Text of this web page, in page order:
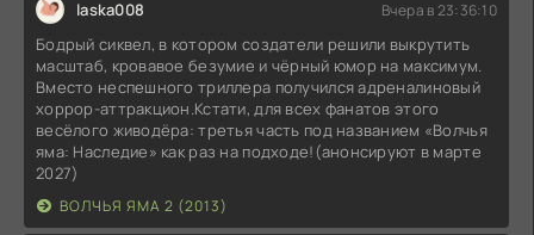
laska008 Вчера в 23:36:10
Бодрый сиквел, в котором создатели решили выкрутить
масштаб, кровавое безумие и чёрный юмор на максимум.
Вместо неспешного триллера получился адреналиновый
хоррор-аттракцион.Кстати, для всех фанатов этого
весёлого живодёра: третья часть под названием «Волчья
яма: Наследие» как раз на подходе!(анонсируют в марте
2027)
ВОЛЧЬЯ ЯМА 2 (2013)